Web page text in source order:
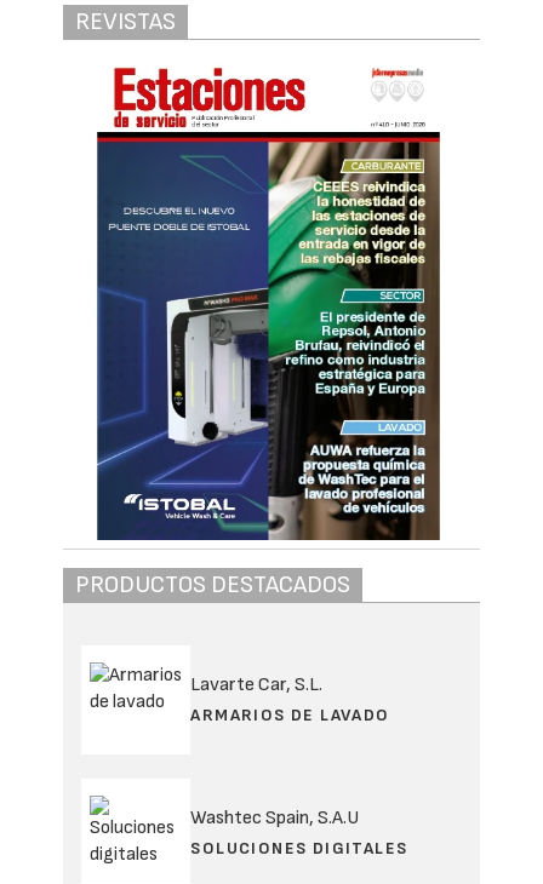
REVISTAS
PRODUCTOS DESTACADOS
Lavarte Car, S.L.
ARMARIOS DE LAVADO
Washtec Spain, S.A.U
SOLUCIONES DIGITALES